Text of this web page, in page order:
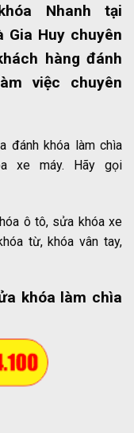
Nhanh tại
Gia Huy chuyên
hàng đánh
việc chuyên
đánh khóa làm chìa
xe máy. Hãy gọi
ô tô, sửa khóa xe
từ, khóa vân tay,
khóa làm chìa